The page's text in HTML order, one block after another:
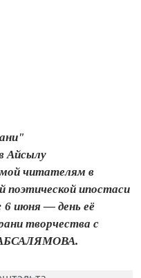
Айсылу
читателям в
поэтической ипостаси
6 июня — день её
творчества с
АБСАЛЯМОВА.